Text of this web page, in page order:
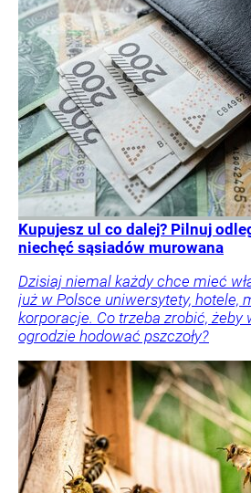
Kupujesz ul co dalej? Pilnuj
niechęć sąsiadów murowana
Dzisiaj niemal każdy chce mieć
już w Polsce uniwersytety, hotele,
korporacje. Co trzeba zrobić, żeby
ogrodzie hodować pszczoły?